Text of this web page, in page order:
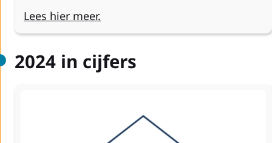
Lees hier meer.
2024 in cijfers